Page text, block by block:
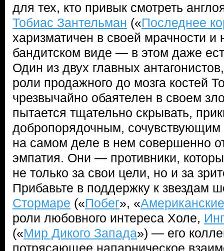
для тех, кто привык смотреть
Тобиас Зантельман («Последнее
харизматичен в своей мрачности и
бандитском виде — в этом даже
Один из двух главных
роли продажного до мозга костей
чрезвычайно обаятелен в своем
пытается тщательно скрывать,
добропорядочным, сочувствующим
на самом деле в нем совершенно
эмпатия. Они — противники,
не только за свои цели, но и за
Прибавьте в поддержку к звездам
Стормаре («Побег», «
роли любовного интереса Холе,
(«Мир Дикого Запада») — его
потрясающее напарническое